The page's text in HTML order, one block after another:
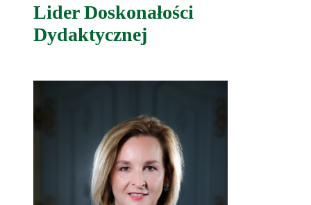
Lider Doskonałości
Dydaktycznej